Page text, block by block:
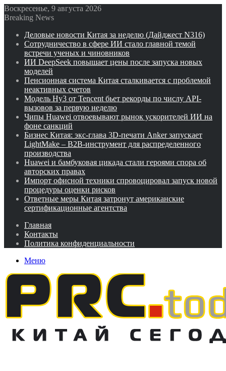
Воскресенье, 9 августа 2026
Breaking News
Деловые новости Китая за неделю (Дайджест N316)
Сотрудничество в сфере ИИ стало главной темой
встречи ученых и чиновников
ИИ DeepSeek повышает цены после запуска новых
моделей
Пенсионная система Китая сталкивается с проблемой
неактивных счетов
Модель Hy3 от Tencent бьет рекорды по числу API-
вызовов за первую неделю
Чипы Huawei отвоевывают рынок ускорителей ИИ на
фоне санкций
Бизнес Китая: экс-глава 3D-печати Anker запускает
LightMake – B2B-инструмент для распределенного
производства
Huawei и бамбуковая цикада стали героями спора об
авторских правах
Импорт офисной техники спровоцировал запуск новой
процедуры оценки рисков
Ответные меры Китая затронут американские
сертификационные агентства
Главная
Контакты
Политика конфиденциальности
Меню